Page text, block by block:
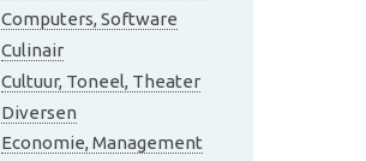
Computers, Software
Culinair
Cultuur, Toneel, Theater
Diversen
Economie, Management